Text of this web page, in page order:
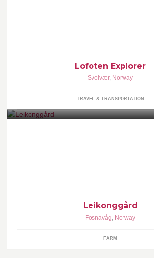
Lofoten Explorer
Svolvær, Norway
TRAVEL & TRANSPORTATION
Leikonggård
Fosnavåg, Norway
FARM